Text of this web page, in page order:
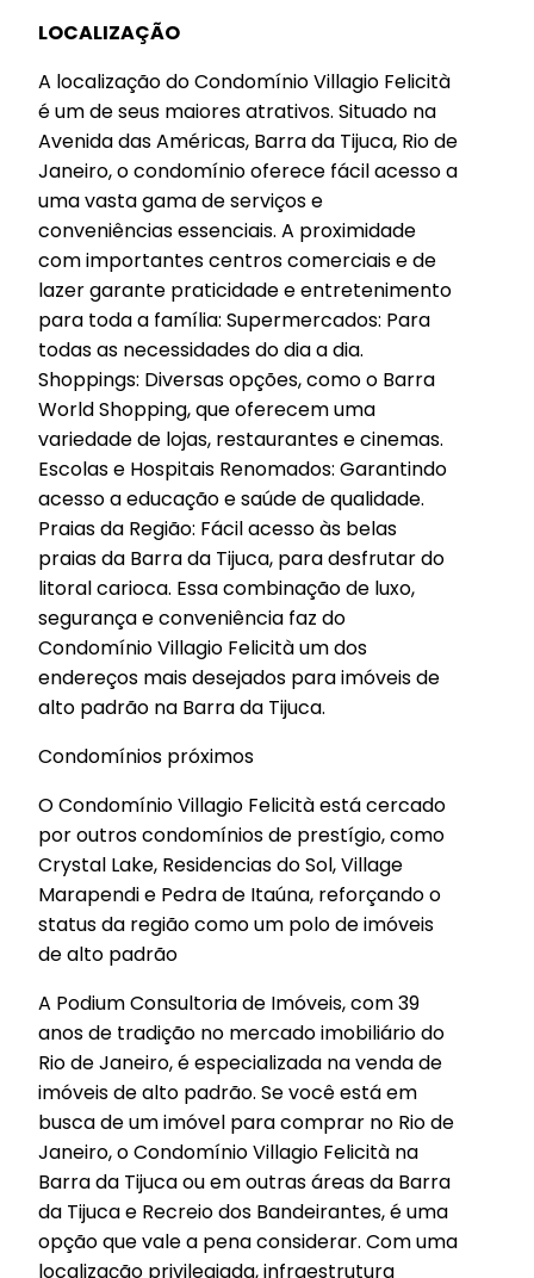
LOCALIZAÇÃO
A localização do Condomínio Villagio Felicità
é um de seus maiores atrativos. Situado na
Avenida das Américas, Barra da Tijuca, Rio de
Janeiro, o condomínio oferece fácil acesso a
uma vasta gama de serviços e
conveniências essenciais. A proximidade
com importantes centros comerciais e de
lazer garante praticidade e entretenimento
para toda a família: Supermercados: Para
todas as necessidades do dia a dia.
Shoppings: Diversas opções, como o Barra
World Shopping, que oferecem uma
variedade de lojas, restaurantes e cinemas.
Escolas e Hospitais Renomados: Garantindo
acesso a educação e saúde de qualidade.
Praias da Região: Fácil acesso às belas
praias da Barra da Tijuca, para desfrutar do
litoral carioca. Essa combinação de luxo,
segurança e conveniência faz do
Condomínio Villagio Felicità um dos
endereços mais desejados para imóveis de
alto padrão na Barra da Tijuca.
Condomínios próximos
O Condomínio Villagio Felicità está cercado
por outros condomínios de prestígio, como
Crystal Lake, Residencias do Sol, Village
Marapendi e Pedra de Itaúna, reforçando o
status da região como um polo de imóveis
de alto padrão
A Podium Consultoria de Imóveis, com 39
anos de tradição no mercado imobiliário do
Rio de Janeiro, é especializada na venda de
imóveis de alto padrão. Se você está em
busca de um imóvel para comprar no Rio de
Janeiro, o Condomínio Villagio Felicità na
Barra da Tijuca ou em outras áreas da Barra
da Tijuca e Recreio dos Bandeirantes, é uma
opção que vale a pena considerar. Com uma
localização privilegiada, infraestrutura